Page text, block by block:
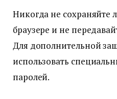
Никогда не сохраняйте
браузере и не
Для дополнительной
использовать
паролей.